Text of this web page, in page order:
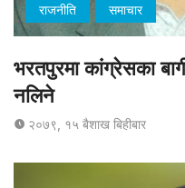
राजनीति समाचार
भरतपुरमा कांग्रेसका
नलिने
२०७९, १५ बैशाख बिहीबार